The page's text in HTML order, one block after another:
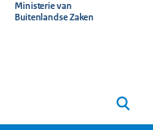
Ministerie van
Buitenlandse Zaken
Zoeken